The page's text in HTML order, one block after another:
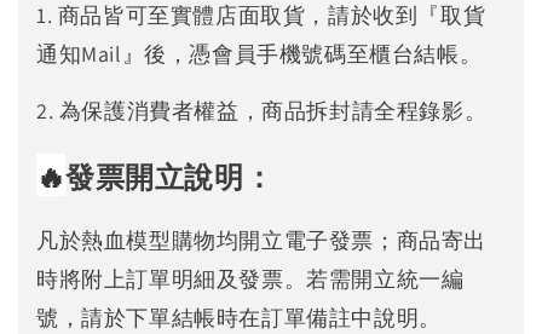
1. 商品皆可至實體店面取貨，請於收到『取貨
通知Mail』後，憑會員手機號碼至櫃台結帳。
2. 為保護消費者權益，商品拆封請全程錄影。
🔥發票開立說明：
凡於熱血模型購物均開立電子發票；商品寄出
時將附上訂單明細及發票。若需開立統一編
號，請於下單結帳時在訂單備註中說明。